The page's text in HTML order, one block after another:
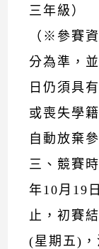
三年級）
（※參賽
分為準，
日仍須具
或喪失學
自動放棄
三、競賽
年10月19
止，初賽
(星期五)，